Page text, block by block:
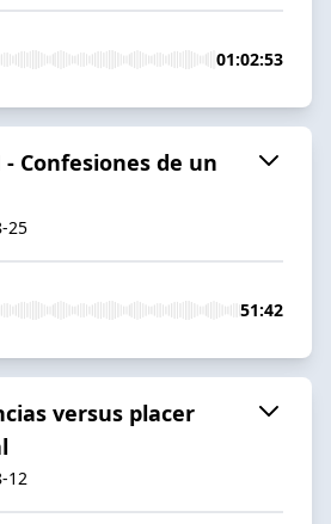
01:02:53
- Confesiones de un
25
51:42
versus placer
12